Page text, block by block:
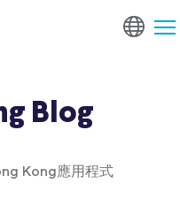
Blog
Kong應用程式